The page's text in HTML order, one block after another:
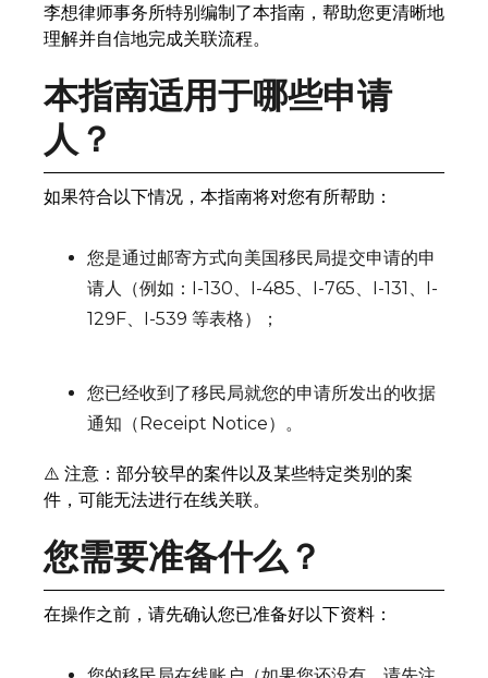
李想律师事务所特别编制了本指南，帮助您更清晰地
理解并自信地完成关联流程。
本指南适用于哪些申请
人？
如果符合以下情况，本指南将对您有所帮助：
您是通过邮寄方式向美国移民局提交申请的申
请人（例如：I-130、I-485、I-765、I-131、I-
129F、I-539 等表格）；
您已经收到了移民局就您的申请所发出的收据
通知（Receipt Notice）。
⚠️ 注意：部分较早的案件以及某些特定类别的案
件，可能无法进行在线关联。
您需要准备什么？
在操作之前，请先确认您已准备好以下资料：